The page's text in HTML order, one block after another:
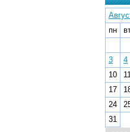
пн
3
4
10
17
24
31